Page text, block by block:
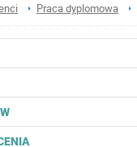
Praca dyplomowa